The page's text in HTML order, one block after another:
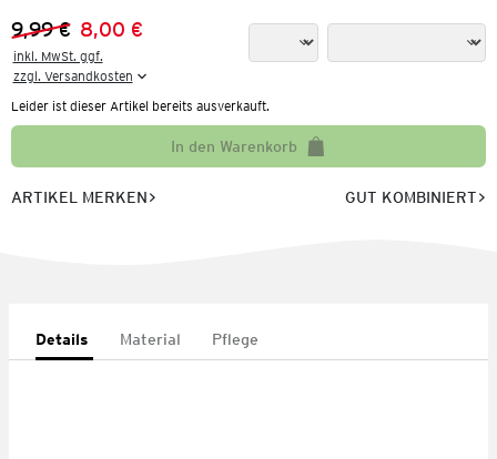
Vorheriger Preis:
9,99 €
Neuer Preis:
8,00 €
inkl. MwSt. ggf.
zzgl. Versandkosten
Leider ist dieser Artikel bereits ausverkauft.
In den Warenkorb
ARTIKEL MERKEN GUT KOMBINIERT
Details Material Pflege